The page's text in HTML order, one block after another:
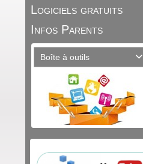
Logiciels gratuits
Infos Parents
Boîte à outils 